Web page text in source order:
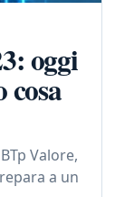
oggi
cosa
Valore,
a un